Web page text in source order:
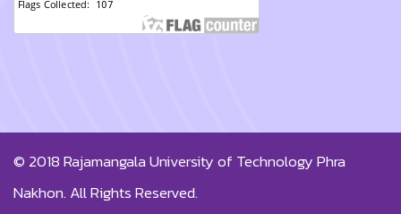
© 2018Rajamangala University of Technology Phra
Nakhon. All Rights Reserved.